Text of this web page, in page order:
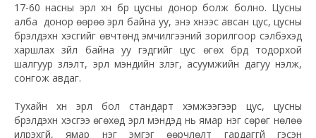
17-60 насны эрүүл хүн бүр цусны донор болж болно. Цусны
алба донор өөрөө эрүүл байна уу, энэ хүнээс авсан цус, цусны
бүрэлдэхүүн хэсгийг өвчтөнд эмчилгээний зорилгоор сэлбэхэд
харшлах зүйл байна уу гэдгийг цус өгөх бүрд тодорхой
шалгуур үзүүлэлт, эрүүл мэндийн үзлэг, асуумжийн дагуу үнэлж,
сонгож авдаг.
Тухайн хүн эрүүл бол стандарт хэмжээгээр цус, цусны
бүрэлдэхүүн хэсгээ өгөхөд эрүүл мэндэд нь ямар нэг сөрөг нөлөө
илрэхгүй, ямар нэг эмгэг өөрчлөлт гардаггүй гэсэн